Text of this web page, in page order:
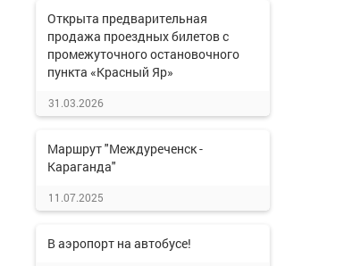
Открыта предварительная
продажа проездных билетов с
промежуточного остановочного
пункта «Красный Яр»
31.03.2026
Маршрут "Междуреченск -
Караганда"
11.07.2025
В аэропорт на автобусе!